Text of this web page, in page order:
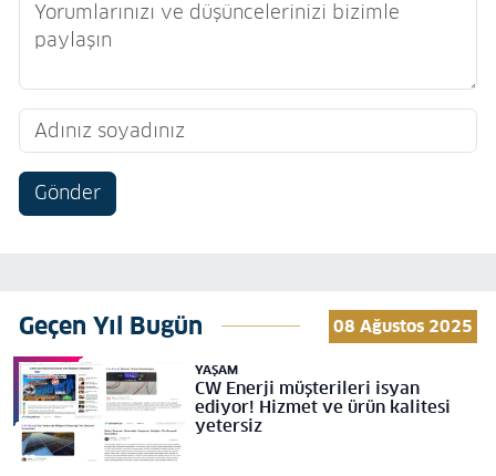
Gönder
Geçen Yıl Bugün 08 Ağustos 2025
YAŞAM
CW Enerji müşterileri isyan
ediyor! Hizmet ve ürün kalitesi
yetersiz